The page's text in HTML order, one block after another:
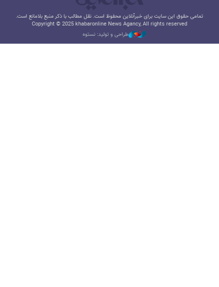
تمامی حقوق این سایت برای خبرآنلاین محفوظ است. نقل مطالب با ذکر منبع بلامانع است.
Copyright © 2025 khabaronline News Agancy, All rights reserved
طراحی و تولید: نستوه